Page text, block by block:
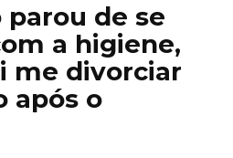
de se
a higiene,
me divorciar
após o